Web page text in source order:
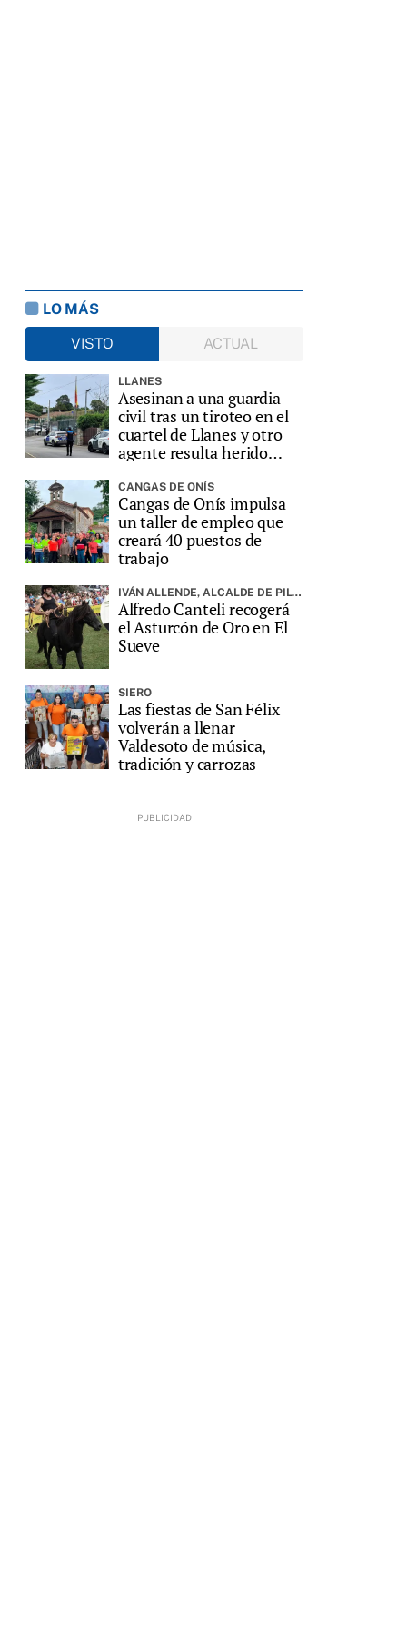
LO MÁS
VISTO
ACTUAL
LLANES
Asesinan a una guardia
civil tras un tiroteo en el
cuartel de Llanes y otro
agente resulta herido
CANGAS DE ONÍS
Cangas de Onís impulsa
un taller de empleo que
creará 40 puestos de
trabajo
IVÁN ALLENDE, ALCALDE DE PILOÑA, PREGONARÁ LA FIESTA
Alfredo Canteli recogerá
el Asturcón de Oro en El
Sueve
SIERO
Las fiestas de San Félix
volverán a llenar
Valdesoto de música,
tradición y carrozas